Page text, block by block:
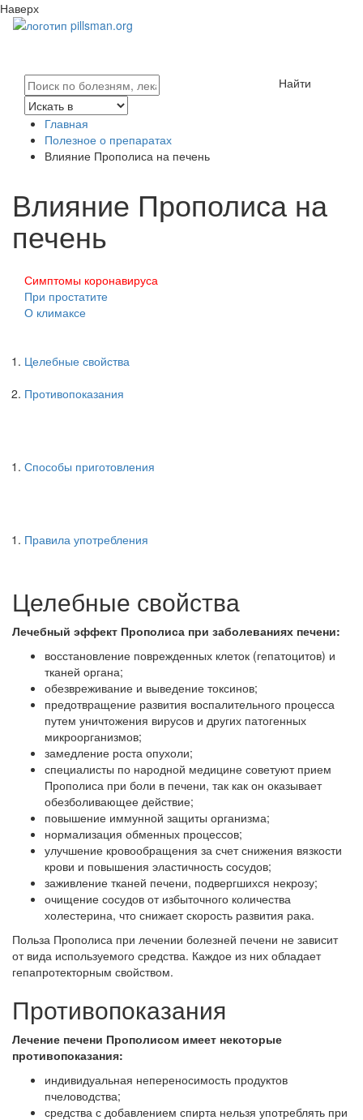
Наверх
Найти
Главная
Полезное о препаратах
Влияние Прополиса на печень
Влияние Прополиса на
печень
Симптомы коронавируса
При простатите
О климаксе
Целебные свойства
Противопоказания
Способы приготовления
Правила употребления
Целебные свойства
Лечебный эффект Прополиса при заболеваниях печени:
восстановление поврежденных клеток (гепатоцитов) и
тканей органа;
обезвреживание и выведение токсинов;
предотвращение развития воспалительного процесса
путем уничтожения вирусов и других патогенных
микроорганизмов;
замедление роста опухоли;
специалисты по народной медицине советуют прием
Прополиса при боли в печени, так как он оказывает
обезболивающее действие;
повышение иммунной защиты организма;
нормализация обменных процессов;
улучшение кровообращения за счет снижения вязкости
крови и повышения эластичность сосудов;
заживление тканей печени, подвергшихся некрозу;
очищение сосудов от избыточного количества
холестерина, что снижает скорость развития рака.
Польза Прополиса при лечении болезней печени не зависит
от вида используемого средства. Каждое из них обладает
гепапротекторным свойством.
Противопоказания
Лечение печени Прополисом имеет некоторые
противопоказания:
индивидуальная непереносимость продуктов
пчеловодства;
средства с добавлением спирта нельзя употреблять при